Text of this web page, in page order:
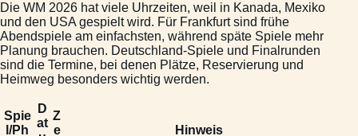
Die WM 2026 hat viele Uhrzeiten, weil in Kanada, Mexiko
und den USA gespielt wird. Für Frankfurt sind frühe
Abendspiele am einfachsten, während späte Spiele mehr
Planung brauchen. Deutschland-Spiele und Finalrunden
sind die Termine, bei denen Plätze, Reservierung und
Heimweg besonders wichtig werden.
Spie
l/Ph
D
at
Z
e
Hinweis